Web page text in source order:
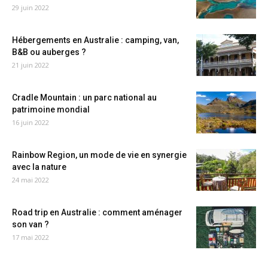
29 juin 2022
Hébergements en Australie : camping, van,
B&B ou auberges ?
21 juin 2022
Cradle Mountain : un parc national au
patrimoine mondial
16 juin 2022
Rainbow Region, un mode de vie en synergie
avec la nature
24 mai 2022
Road trip en Australie : comment aménager
son van ?
17 mai 2022